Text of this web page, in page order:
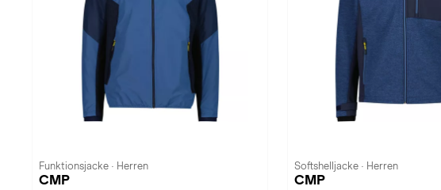
Funktionsjacke · Herren
CMP
Softshelljacke · Herren
CMP